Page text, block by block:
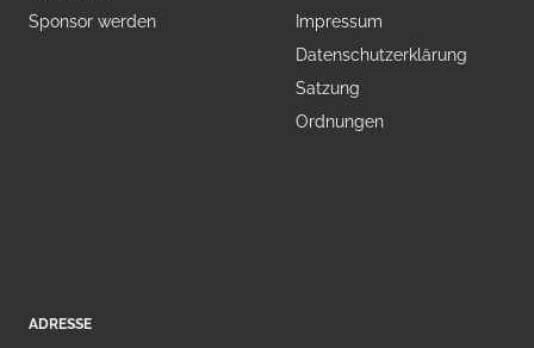
Sponsor werden
Impressum
Datenschutzerklärung
Satzung
Ordnungen
ADRESSE